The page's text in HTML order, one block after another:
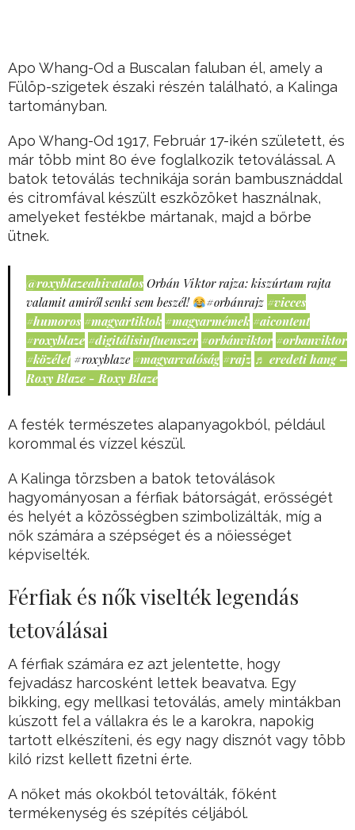
Apo Whang-Od a Buscalan faluban él, amely a
Fülöp-szigetek északi részén található, a Kalinga
tartományban.
Apo Whang-Od 1917, Február 17-ikén született, és
már több mint 80 éve foglalkozik tetoválással. A
batok tetoválás technikája során bambusznáddal
és citromfával készült eszközöket használnak,
amelyeket festékbe mártanak, majd a bőrbe
ütnek.
@roxyblazeahivatalos Orbán Viktor rajza: kiszúrtam rajta
valamit amiről senki sem beszél!
#orbánrajz #vicces
#humoros #magyartiktok #magyarmémek #aicontent
#roxyblaze #digitálisinfluenszer #orbánviktor #orbanviktor
#közélet #roxyblaze #magyarvalóság #rajz ♬ eredeti hang –
Roxy Blaze - Roxy Blaze
A festék természetes alapanyagokból, például
korommal és vízzel készül.
A Kalinga törzsben a batok tetoválások
hagyományosan a férfiak bátorságát, erősségét
és helyét a közösségben szimbolizálták, míg a
nők számára a szépséget és a nőiességet
képviselték.
Férfiak és nők viselték legendás
tetoválásai
A férfiak számára ez azt jelentette, hogy
fejvadász harcosként lettek beavatva. Egy
bikking, egy mellkasi tetoválás, amely mintákban
kúszott fel a vállakra és le a karokra, napokig
tartott elkészíteni, és egy nagy disznót vagy több
kiló rizst kellett fizetni érte.
A nőket más okokból tetoválták, főként
termékenység és szépítés céljából.